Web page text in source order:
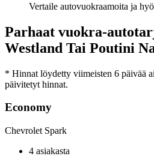
Vertaile autovuokraamoita ja
Parhaat vuokra-
Westland Tai Poutini
* Hinnat löydetty viimeisten 6 päivää
päivitetyt hinnat.
Economy
Chevrolet Spark
4 asiakasta